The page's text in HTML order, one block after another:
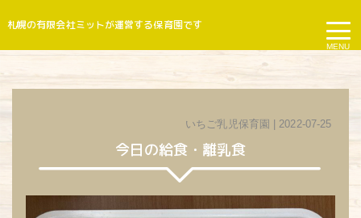
札幌の有限会社ミットが運営する保育園です
MENU
いちご乳児保育園 | 2022-07-25
今日の給食・離乳食